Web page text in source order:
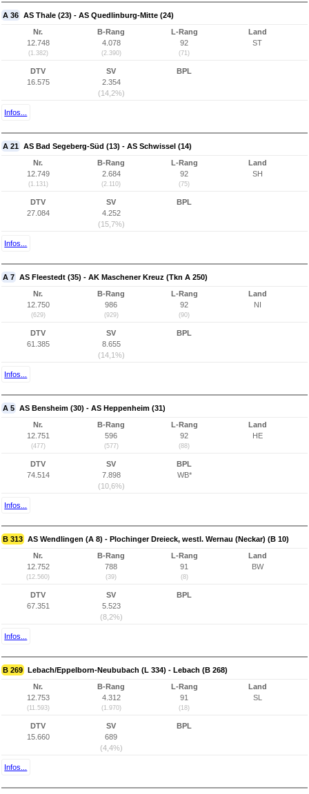
A 36 AS Thale (23) - AS Quedlinburg-Mitte (24)
Nr.
12.748
(1.382)
B-Rang
4.078
(2.390)
L-Rang
92
(71)
Land
ST
DTV
16.575
SV
2.354
(14,2%)
BPL
Infos...
A 21 AS Bad Segeberg-Süd (13) - AS Schwissel (14)
Nr.
12.749
(1.131)
B-Rang
2.684
(2.110)
L-Rang
92
(75)
Land
SH
DTV
27.084
SV
4.252
(15,7%)
BPL
Infos...
A 7 AS Fleestedt (35) - AK Maschener Kreuz (Tkn A 250)
Nr.
12.750
(629)
B-Rang
986
(929)
L-Rang
92
(90)
Land
NI
DTV
61.385
SV
8.655
(14,1%)
BPL
Infos...
A 5 AS Bensheim (30) - AS Heppenheim (31)
Nr.
12.751
(477)
B-Rang
596
(577)
L-Rang
92
(88)
Land
HE
DTV
74.514
SV
7.898
(10,6%)
BPL
WB*
Infos...
B 313 AS Wendlingen (A 8) - Plochinger Dreieck, westl. Wernau (Neckar) (B 10)
Nr.
12.752
(12.560)
B-Rang
788
(39)
L-Rang
91
(8)
Land
BW
DTV
67.351
SV
5.523
(8,2%)
BPL
Infos...
B 269 Lebach/Eppelborn-Neububach (L 334) - Lebach (B 268)
Nr.
12.753
(11.593)
B-Rang
4.312
(1.970)
L-Rang
91
(18)
Land
SL
DTV
15.660
SV
689
(4,4%)
BPL
Infos...